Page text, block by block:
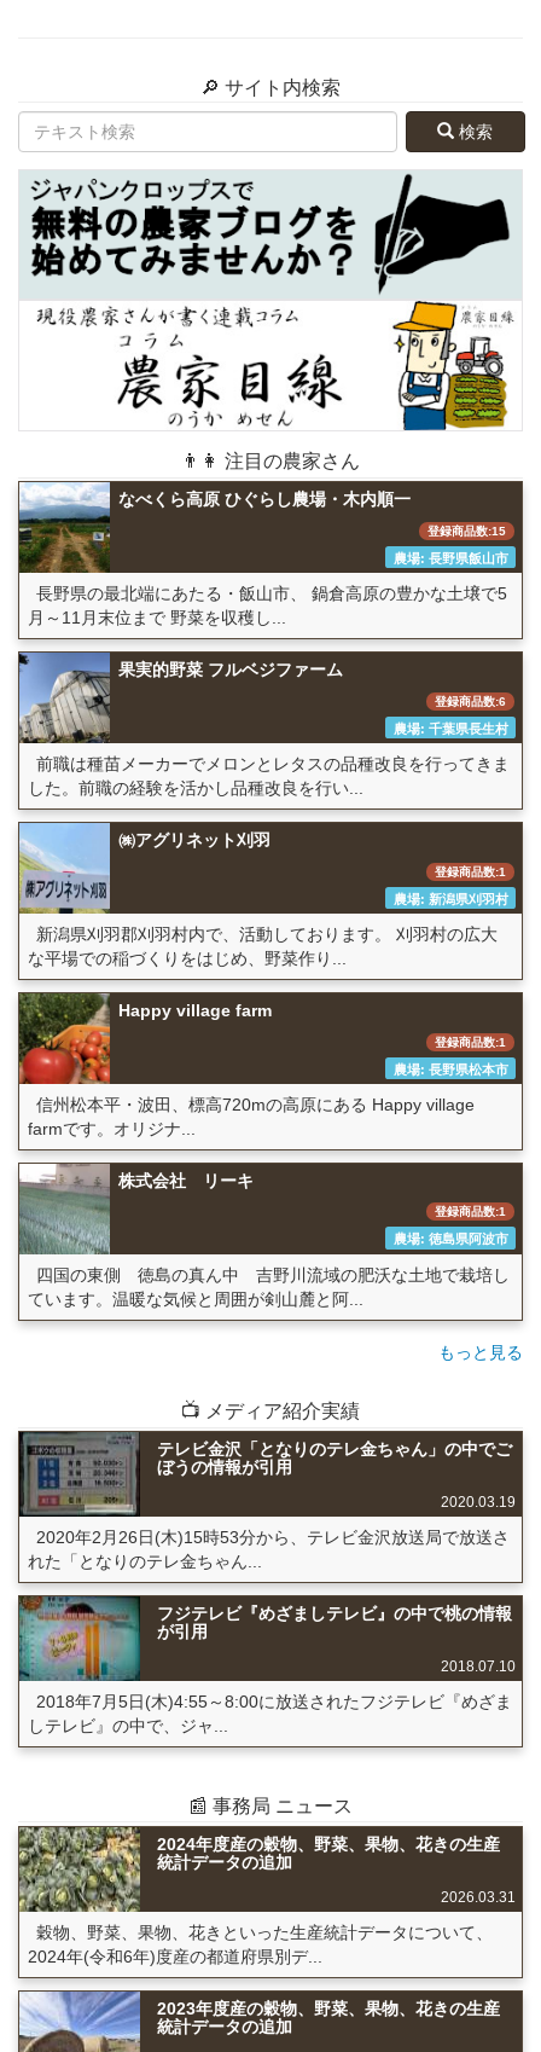
🔎 サイト内検索
検索
👨👩 注目の農家さん
なべくら高原 ひぐらし農場・木内順一
登録商品数:15
農場: 長野県飯山市
長野県の最北端にあたる・飯山市、 鍋倉高原の豊かな土壌で5
月～11月末位まで 野菜を収穫し...
果実的野菜 フルベジファーム
登録商品数:6
農場: 千葉県長生村
前職は種苗メーカーでメロンとレタスの品種改良を行ってきま
した。前職の経験を活かし品種改良を行い...
㈱アグリネット刈羽
登録商品数:1
農場: 新潟県刈羽村
新潟県刈羽郡刈羽村内で、活動しております。 刈羽村の広大
な平場での稲づくりをはじめ、野菜作り...
Happy village farm
登録商品数:1
農場: 長野県松本市
信州松本平・波田、標高720mの高原にある Happy village
farmです。オリジナ...
株式会社 リーキ
登録商品数:1
農場: 徳島県阿波市
四国の東側 徳島の真ん中 吉野川流域の肥沃な土地で栽培し
ています。温暖な気候と周囲が剣山麓と阿...
もっと見る
📺 メディア紹介実績
テレビ金沢「となりのテレ金ちゃん」の中でご
ぼうの情報が引用
2020.03.19
2020年2月26日(木)15時53分から、テレビ金沢放送局で放送さ
れた「となりのテレ金ちゃん...
フジテレビ『めざましテレビ』の中で桃の情報
が引用
2018.07.10
2018年7月5日(木)4:55～8:00に放送されたフジテレビ『めざま
しテレビ』の中で、ジャ...
📰 事務局 ニュース
2024年度産の穀物、野菜、果物、花きの生産
統計データの追加
2026.03.31
穀物、野菜、果物、花きといった生産統計データについて、
2024年(令和6年)度産の都道府県別デ...
2023年度産の穀物、野菜、果物、花きの生産
統計データの追加